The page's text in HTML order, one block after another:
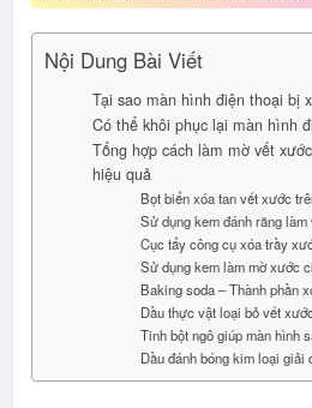
Nội Dung Bài Viết
Tại sao màn hình điện thoại bị
Có thể khôi phục lại màn hình
Tổng hợp cách làm mờ vết
hiệu quả
Bọt biển xóa tan vết xước
Sử dụng kem đánh răng
Cục tẩy công cụ xóa trầy
Sử dụng kem làm mờ xước
Baking soda – Thành phần
Dầu thực vật loại bỏ vết
Tinh bột ngô giúp màn hình
Dầu đánh bóng kim loại